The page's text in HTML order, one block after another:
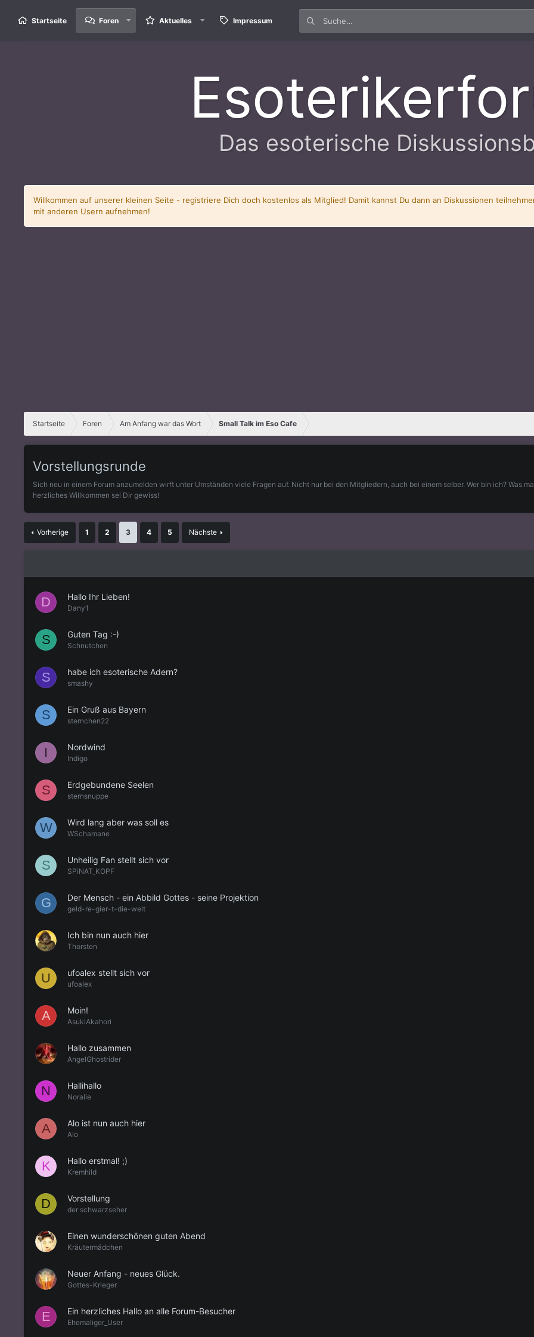
Startseite Foren Aktuelles Impressum
Das esoterische
Willkommen auf unserer kleinen Seite - registriere Dich doch kostenlos als Mitglied! Damit kannst Du dann an Diskussionen
mit anderen Usern aufnehmen!
Startseite Foren Am Anfang war das Wort Small Talk im Eso Cafe
Vorstellungsrunde
Sich neu in einem Forum anzumelden wirft unter Umständen viele Fragen auf. Nicht nur bei den Mitgliedern, auch bei einem selber. Wer bin ich? Was
herzliches Willkommen sei Dir gewiss!
Vorherige 1 2 3 4 5 Nächste
D Hallo Ihr Lieben!
Dany1
S Guten Tag :-)
Schnutchen
S habe ich esoterische Adern?
smashy
S Ein Gruß aus Bayern
sternchen22
I Nordwind
Indigo
S Erdgebundene Seelen
sternsnuppe
W Wird lang aber was soll es
WSchamane
S Unheilig Fan stellt sich vor
SPiNAT_KOPF
G Der Mensch - ein Abbild Gottes - seine Projektion
geld-re-gier-t-die-welt
Ich bin nun auch hier
Thorsten
U ufoalex stellt sich vor
ufoalex
A Moin!
AsukiAkahori
Hallo zusammen
AngelGhostrider
N Hallihallo
Noralie
A Alo ist nun auch hier
Alo
K Hallo erstmal! ;)
Kremhild
D Vorstellung
der schwarzseher
Einen wunderschönen guten Abend
Kräutermädchen
Neuer Anfang - neues Glück.
Gottes-Krieger
E Ein herzliches Hallo an alle Forum-Besucher
Ehemaliger_User